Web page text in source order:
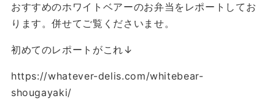
おすすめのホワイトベアーのお弁当をレポートしてお
ります。併せてご覧くださいませ。
初めてのレポートがこれ↓
https://whatever-delis.com/whitebear-
shougayaki/